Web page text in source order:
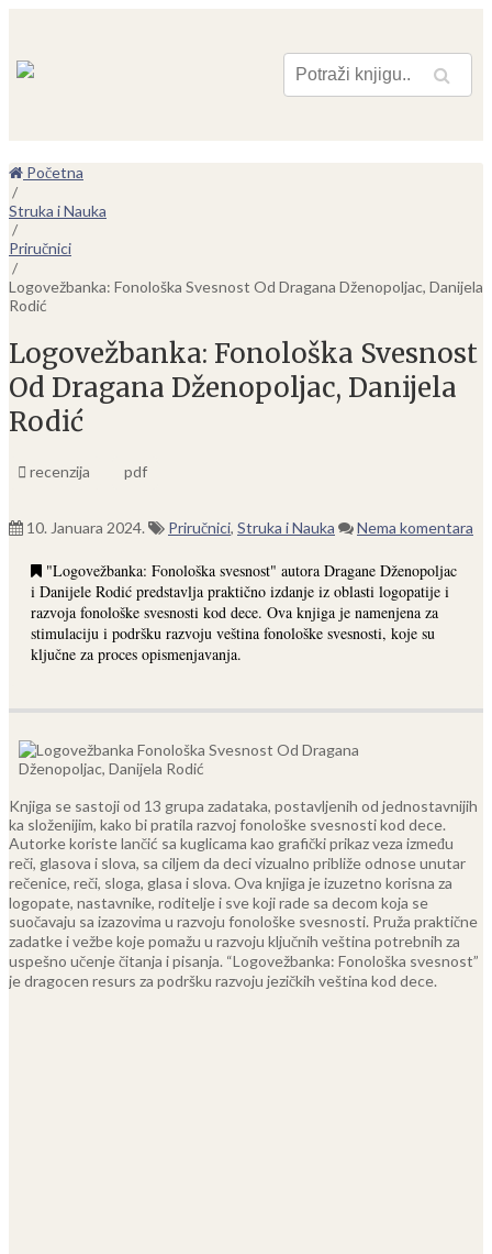
Pretraga
Početna
/
Struka i Nauka
/
Priručnici
/
Logovežbanka: Fonološka Svesnost Od Dragana Dženopoljac, Danijela
Rodić
Logovežbanka: Fonološka Svesnost
Od Dragana Dženopoljac, Danijela
Rodić
recenzija pdf
10. Januara 2024. Priručnici, Struka i Nauka Nema komentara
"Logovežbanka: Fonološka svesnost" autora Dragane Dženopoljac
i Danijele Rodić predstavlja praktično izdanje iz oblasti logopatije i
razvoja fonološke svesnosti kod dece. Ova knjiga je namenjena za
stimulaciju i podršku razvoju veština fonološke svesnosti, koje su
ključne za proces opismenjavanja.
Knjiga se sastoji od 13 grupa zadataka, postavljenih od jednostavnijih
ka složenijim, kako bi pratila razvoj fonološke svesnosti kod dece.
Autorke koriste lančić sa kuglicama kao grafički prikaz veza između
reči, glasova i slova, sa ciljem da deci vizualno približe odnose unutar
rečenice, reči, sloga, glasa i slova. Ova knjiga je izuzetno korisna za
logopate, nastavnike, roditelje i sve koji rade sa decom koja se
suočavaju sa izazovima u razvoju fonološke svesnosti. Pruža praktične
zadatke i vežbe koje pomažu u razvoju ključnih veština potrebnih za
uspešno učenje čitanja i pisanja. “Logovežbanka: Fonološka svesnost”
je dragocen resurs za podršku razvoju jezičkih veština kod dece.